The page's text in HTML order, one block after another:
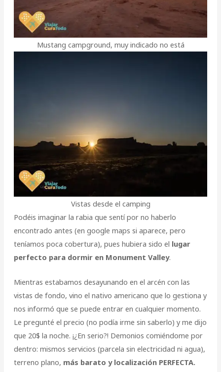
Mustang campground, muy indicado no está
Vistas desde el camping
Podéis imaginar la rabia que sentí por no haberlo
encontrado antes (en google maps si aparece, pero
teníamos poca cobertura), pues hubiera sido el lugar
perfecto para dormir en Monument Valley.
Mientras estabamos desayunando en el arcén con las
vistas de fondo, vino el nativo americano que lo gestiona y
nos informó que se puede entrar en cualquier momento.
Le pregunté el precio (no podía irme sin saberlo) y me dijo
que 20$ la noche. ¡¿En serio?! Demonios comiéndome por
dentro: mismos servicios (parcela sin electricidad ni agua),
terreno plano, más barato y localización PERFECTA.